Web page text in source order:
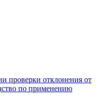
проверки отклонения от
по применению